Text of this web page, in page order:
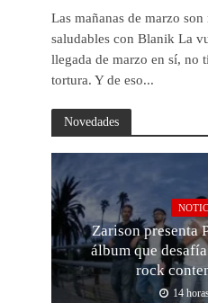
Las mañanas de marzo
saludables con Blanik La
llegada de marzo en sí, no
tortura. Y de eso...
Novedades
Zarison presenta
álbum que
rock
14